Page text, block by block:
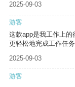
2025-09-03
游客
这款app是我工作上
更轻松地完成工作任务
2025-09-03
游客